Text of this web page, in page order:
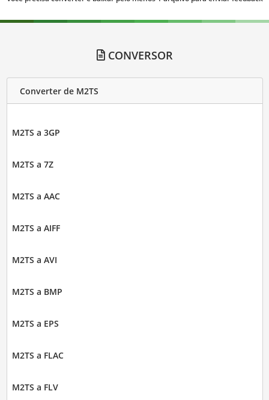
CONVERSOR
Converter de M2TS
M2TS a 3GP
M2TS a 7Z
M2TS a AAC
M2TS a AIFF
M2TS a AVI
M2TS a BMP
M2TS a EPS
M2TS a FLAC
M2TS a FLV